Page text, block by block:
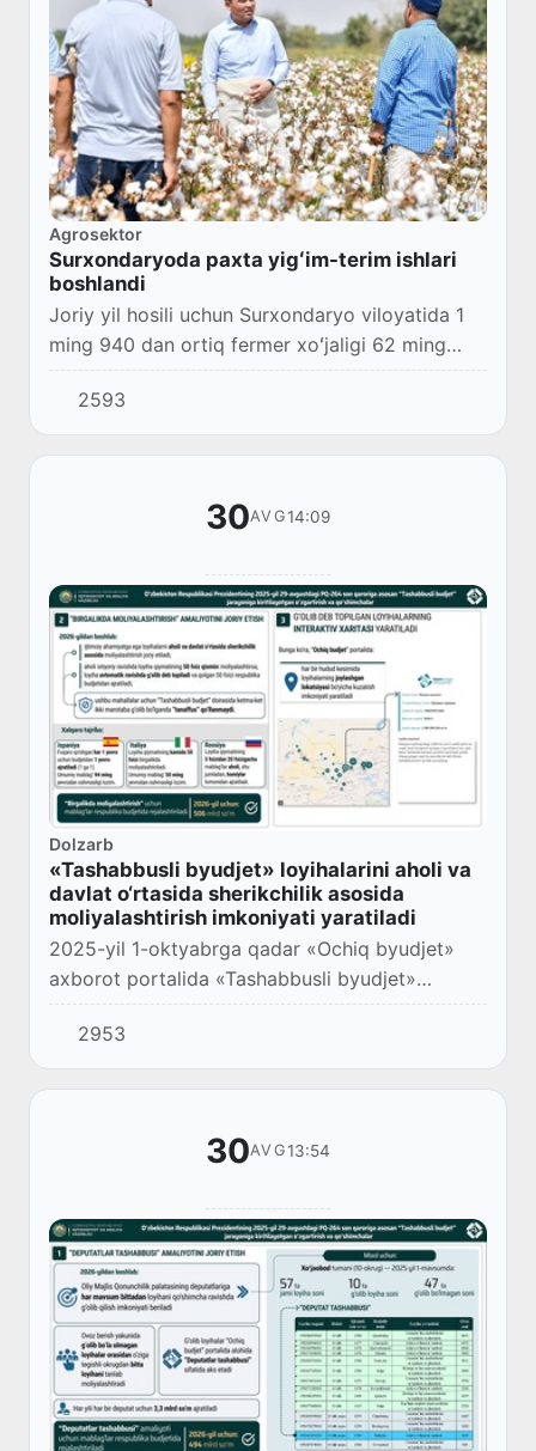
Agrosektor
Surxondaryoda paxta yigʻim-terim ishlari
boshlandi
Joriy yil hosili uchun Surxondaryo viloyatida 1
ming 940 dan ortiq fermer xoʻjaligi 62 ming
850 gektar maydonda gʻoʻza ekildi.
2593
30AVG14:09
Dolzarb
«Tashabbusli byudjet» loyihalarini aholi va
davlat o‘rtasida sherikchilik asosida
moliyalashtirish imkoniyati yaratiladi
2025-yil 1-oktyabrga qadar «Ochiq byudjet»
axborot portalida «Tashabbusli byudjet»
doirasida g‘olib bo‘lgan loyihalarning interaktiv
xaritasi ishga tushiriladi.
2953
30AVG13:54